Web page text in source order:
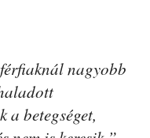
nagyobb
betegséget,